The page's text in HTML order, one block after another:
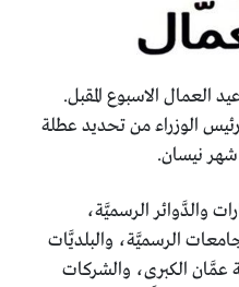
العمال الاسبوع المقبل.
الوزراء من تحديد عطلة
شهر نيسان.
والدَّوائر الرسميَّة،
الرسميَّة، والبلديَّات
عمَّان الكبرى، والشركات